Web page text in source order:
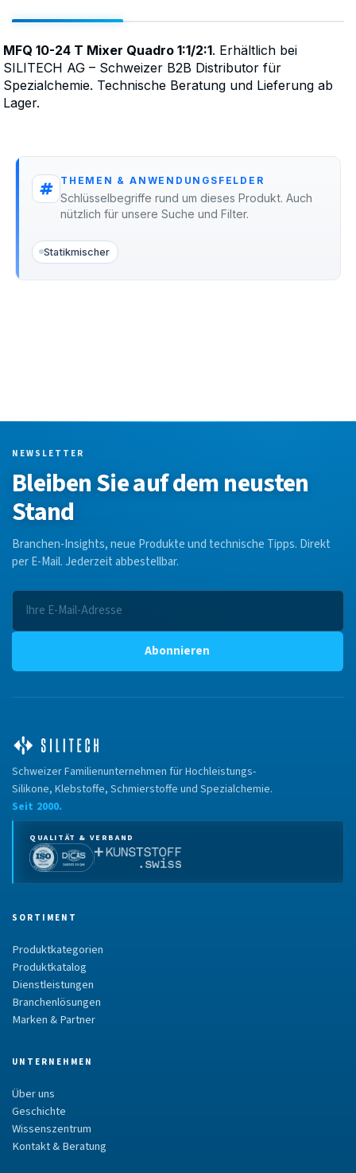
MFQ 10-24 T Mixer Quadro 1:1/2:1. Erhältlich bei
SILITECH AG – Schweizer B2B Distributor für
Spezialchemie. Technische Beratung und Lieferung ab
Lager.
THEMEN & ANWENDUNGSFELDER
Schlüsselbegriffe rund um dieses Produkt. Auch
nützlich für unsere Suche und Filter.
Statikmischer
NEWSLETTER
Bleiben Sie auf dem neusten
Stand
Branchen-Insights, neue Produkte und technische Tipps. Direkt
per E-Mail. Jederzeit abbestellbar.
Abonnieren
Schweizer Familienunternehmen für Hochleistungs-
Silikone, Klebstoffe, Schmierstoffe und Spezialchemie.
Seit 2000.
QUALITÄT & VERBAND
SORTIMENT
Produktkategorien
Produktkatalog
Dienstleistungen
Branchenlösungen
Marken & Partner
UNTERNEHMEN
Über uns
Geschichte
Wissenszentrum
Kontakt & Beratung